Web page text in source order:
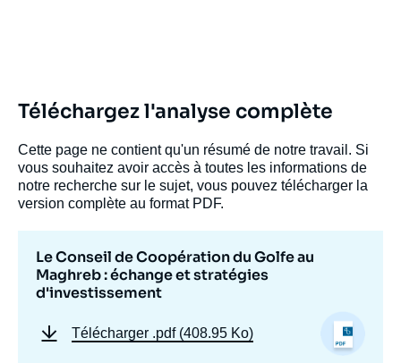
Téléchargez l'analyse complète
Cette page ne contient qu'un résumé de notre travail. Si
vous souhaitez avoir accès à toutes les informations de
notre recherche sur le sujet, vous pouvez télécharger la
version complète au format PDF.
Le Conseil de Coopération du Golfe au
Maghreb : échange et stratégies
d'investissement
Télécharger .pdf (408.95 Ko)